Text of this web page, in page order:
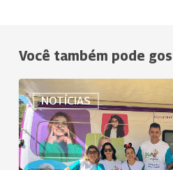
Você também pode
NOTÍCIAS
Dia
C
reúne
5
mil